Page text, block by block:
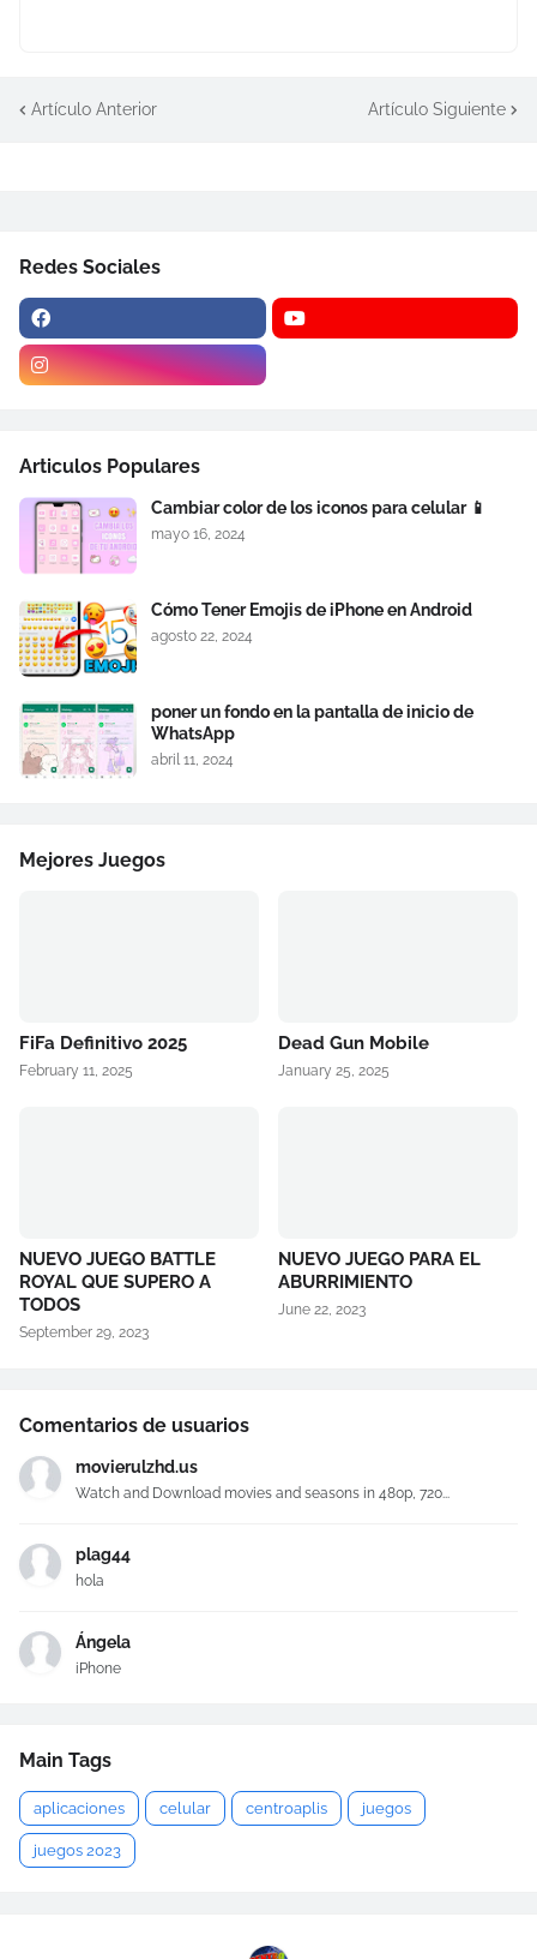
Artículo Anterior Artículo Siguiente
Redes Sociales
Articulos Populares
Cambiar color de los iconos para celular 📱
mayo 16, 2024
Cómo Tener Emojis de iPhone en Android
agosto 22, 2024
poner un fondo en la pantalla de inicio de
WhatsApp
abril 11, 2024
Mejores Juegos
FiFa Definitivo 2025
February 11, 2025
Dead Gun Mobile
January 25, 2025
NUEVO JUEGO BATTLE
ROYAL QUE SUPERO A
TODOS
September 29, 2023
NUEVO JUEGO PARA EL
ABURRIMIENTO
June 22, 2023
Comentarios de usuarios
movierulzhd.us
Watch and Download movies and seasons in 480p, 720...
plag44
hola
Ángela
iPhone
Main Tags
aplicaciones celular centroaplis juegos
juegos 2023